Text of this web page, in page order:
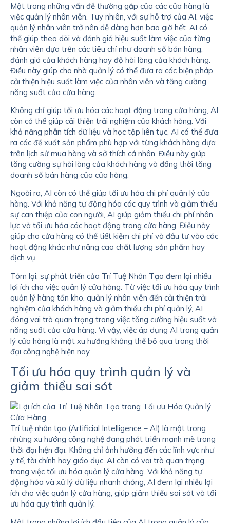
Một trong những vấn đề thường gặp của các cửa hàng là
việc quản lý nhân viên. Tuy nhiên, với sự hỗ trợ của AI, việc
quản lý nhân viên trở nên dễ dàng hơn bao giờ hết. AI có
thể giúp theo dõi và đánh giá hiệu suất làm việc của từng
nhân viên dựa trên các tiêu chí như doanh số bán hàng,
đánh giá của khách hàng hay độ hài lòng của khách hàng.
Điều này giúp cho nhà quản lý có thể đưa ra các biện pháp
cải thiện hiệu suất làm việc của nhân viên và tăng cường
năng suất của cửa hàng.
Không chỉ giúp tối ưu hóa các hoạt động trong cửa hàng, AI
còn có thể giúp cải thiện trải nghiệm của khách hàng. Với
khả năng phân tích dữ liệu và học tập liên tục, AI có thể đưa
ra các đề xuất sản phẩm phù hợp với từng khách hàng dựa
trên lịch sử mua hàng và sở thích cá nhân. Điều này giúp
tăng cường sự hài lòng của khách hàng và đồng thời tăng
doanh số bán hàng của cửa hàng.
Ngoài ra, AI còn có thể giúp tối ưu hóa chi phí quản lý cửa
hàng. Với khả năng tự động hóa các quy trình và giảm thiểu
sự can thiệp của con người, AI giúp giảm thiểu chi phí nhân
lực và tối ưu hóa các hoạt động trong cửa hàng. Điều này
giúp cho cửa hàng có thể tiết kiệm chi phí và đầu tư vào các
hoạt động khác như nâng cao chất lượng sản phẩm hay
dịch vụ.
Tóm lại, sự phát triển của Trí Tuệ Nhân Tạo đem lại nhiều
lợi ích cho việc quản lý cửa hàng. Từ việc tối ưu hóa quy trình
quản lý hàng tồn kho, quản lý nhân viên đến cải thiện trải
nghiệm của khách hàng và giảm thiểu chi phí quản lý, AI
đóng vai trò quan trọng trong việc tăng cường hiệu suất và
năng suất của cửa hàng. Vì vậy, việc áp dụng AI trong quản
lý cửa hàng là một xu hướng không thể bỏ qua trong thời
đại công nghệ hiện nay.
Tối ưu hóa quy trình quản lý và
giảm thiểu sai sót
Trí tuệ nhân tạo (Artificial Intelligence – AI) là một trong
những xu hướng công nghệ đang phát triển mạnh mẽ trong
thời đại hiện đại. Không chỉ ảnh hưởng đến các lĩnh vực như
y tế, tài chính hay giáo dục, AI còn có vai trò quan trọng
trong việc tối ưu hóa quản lý cửa hàng. Với khả năng tự
động hóa và xử lý dữ liệu nhanh chóng, AI đem lại nhiều lợi
ích cho việc quản lý cửa hàng, giúp giảm thiểu sai sót và tối
ưu hóa quy trình quản lý.